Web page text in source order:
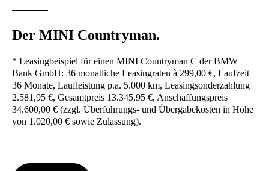
Der MINI Coun­try­man.
* Lea­sing­bei­spiel für einen MINI Coun­try­man C der BMW
Bank GmbH: 36 monat­li­che Lea­sing­ra­ten à 299,00 €, Lauf­zeit
36 Mona­te, Lauf­leis­tung p.a. 5.000 km, Lea­sing­son­der­zah­lung
2.581,95 €, Gesamt­preis 13.345,95‬ €, Anschaf­fungs­preis
34.600,00 € (zzgl. Über­füh­rungs- und Über­ga­be­kos­ten in Höhe
von 1.020,00 € sowie Zulas­sung).